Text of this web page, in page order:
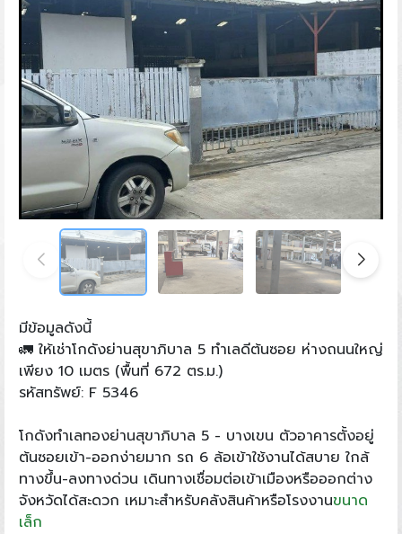
มีข้อมูลดังนี้
🚛 ให้เช่าโกดังย่านสุขาภิบาล 5 ทำเลดีต้นซอย ห่างถนนใหญ่
เพียง 10 เมตร (พื้นที่ 672 ตร.ม.)
รหัสทรัพย์: F 5346
โกดังทำเลทองย่านสุขาภิบาล 5 - บางเขน ตัวอาคารตั้งอยู่
ต้นซอยเข้า-ออกง่ายมาก รถ 6 ล้อเข้าใช้งานได้สบาย ใกล้
ทางขึ้น-ลงทางด่วน เดินทางเชื่อมต่อเข้าเมืองหรือออกต่าง
จังหวัดได้สะดวก เหมาะสำหรับคลังสินค้าหรือโรงงานขนาด
เล็ก